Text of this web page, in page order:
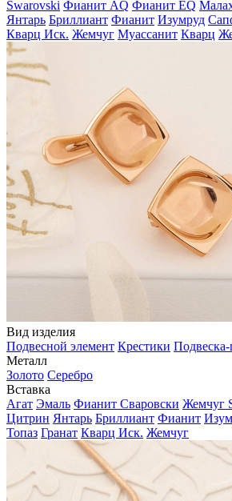
Swarovski Фианит AQ Фианит EQ
Янтарь Бриллиант Фианит Изумруд
Кварц Иск. Жемчуг Муассанит Кварц
Вид изделия
Подвесной элемент Крестики
Металл
Золото Серебро
Вставка
Агат Эмаль Фианит Сваровски Жемчуг
Цитрин Янтарь Бриллиант Фианит
Топаз Гранат Кварц Иск. Жемчуг